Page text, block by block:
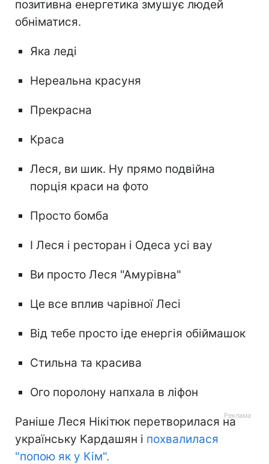
позитивна енергетика змушує людей
обніматися.
Яка леді
Нереальна красуня
Прекрасна
Краса
Леся, ви шик. Ну прямо подвійна
порція краси на фото
Просто бомба
І Леся і ресторан і Одеса усі вау
Ви просто Леся "Амурівна"
Це все вплив чарівної Лесі
Від тебе просто іде енергія обіймашок
Стильна та красива
Ого поролону напхала в ліфон
Раніше Леся Нікітюк перетворилася на
українську Кардашян і похвалилася
"попою як у Кім".